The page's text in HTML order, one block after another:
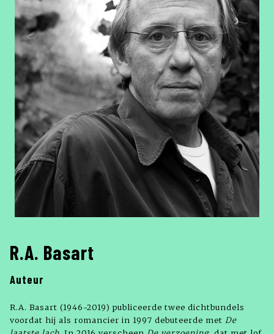
R.A. Basart
Auteur
R.A. Basart (1946-2019) publiceerde twee dichtbundels
voordat hij als romancier in 1997 debuteerde met De